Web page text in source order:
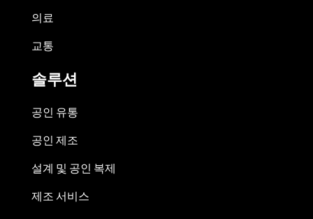
의료
교통
솔루션
공인 유통
공인 제조
설계 및 공인 복제
제조 서비스